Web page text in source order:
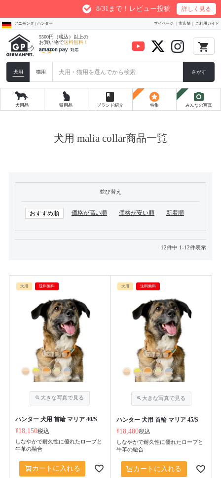
8/31まで！レビュー投稿1件につき最大200pt
詳しく見る
アニモンダ | ハンター マイページ 実店舗 ご利用ガイド
5500円（税込）以上の
お買い物で送料無料！ local_grocery_store
犬用 猫用 さがす
犬用品 猫用品
book
ブランド紹介
stars
特集
photo_camera
みんなの写真
犬用 malia collar商品一覧
並び替え
おすすめ順 価格が高い順 価格が安い順 新着順
12件中 1-12件表示
犬用 送料無料
ハンター 犬用 首輪 マリア 40/S
¥18,150税込
しなやかで耐久性に優れたロープと
牛革の融合
カートに入れる
犬用 送料無料
ハンター 犬用 首輪 マリア 45/S
¥18,480税込
しなやかで耐久性に優れたロープと
牛革の融合
カートに入れる